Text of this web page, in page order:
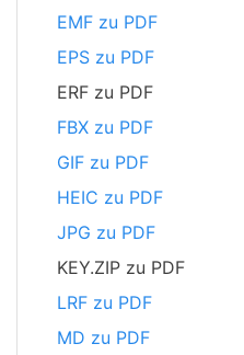
EMF zu PDF
EPS zu PDF
ERF zu PDF
FBX zu PDF
GIF zu PDF
HEIC zu PDF
JPG zu PDF
KEY.ZIP zu PDF
LRF zu PDF
MD zu PDF